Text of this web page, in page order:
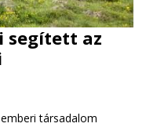
segített az
társadalom